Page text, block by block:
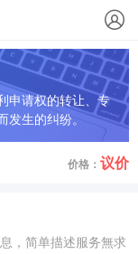
申请权的转让、专
发生的纠纷。
价格： 议价
，简单描述服务無求